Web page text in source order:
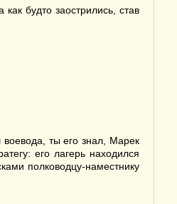
будто заострились, став
воевода, ты его знал, Марек
его лагерь находился
полководцу-наместнику